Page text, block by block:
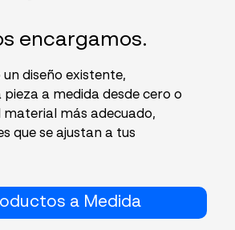
encargamos.
diseño existente,
a medida desde cero o
más adecuado,
que se ajustan a tus
a Medida